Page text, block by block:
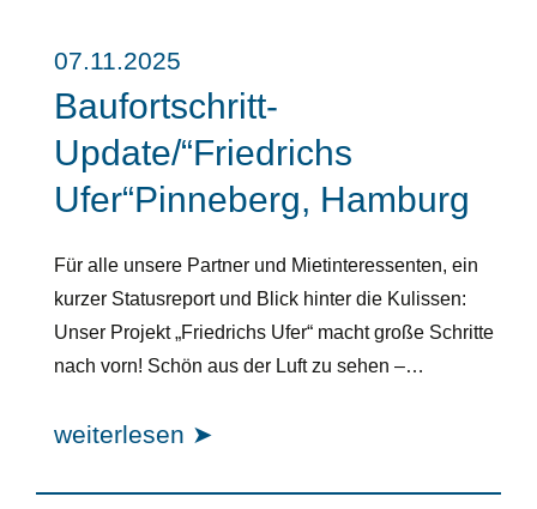
07.11.2025
Baufortschritt-
Update/“Friedrichs
Ufer“Pinneberg, Hamburg
Für alle unsere Partner und Mietinteressenten, ein
kurzer Statusreport und Blick hinter die Kulissen:
Unser Projekt „Friedrichs Ufer“ macht große Schritte
nach vorn! Schön aus der Luft zu sehen –…
weiterlesen ➤